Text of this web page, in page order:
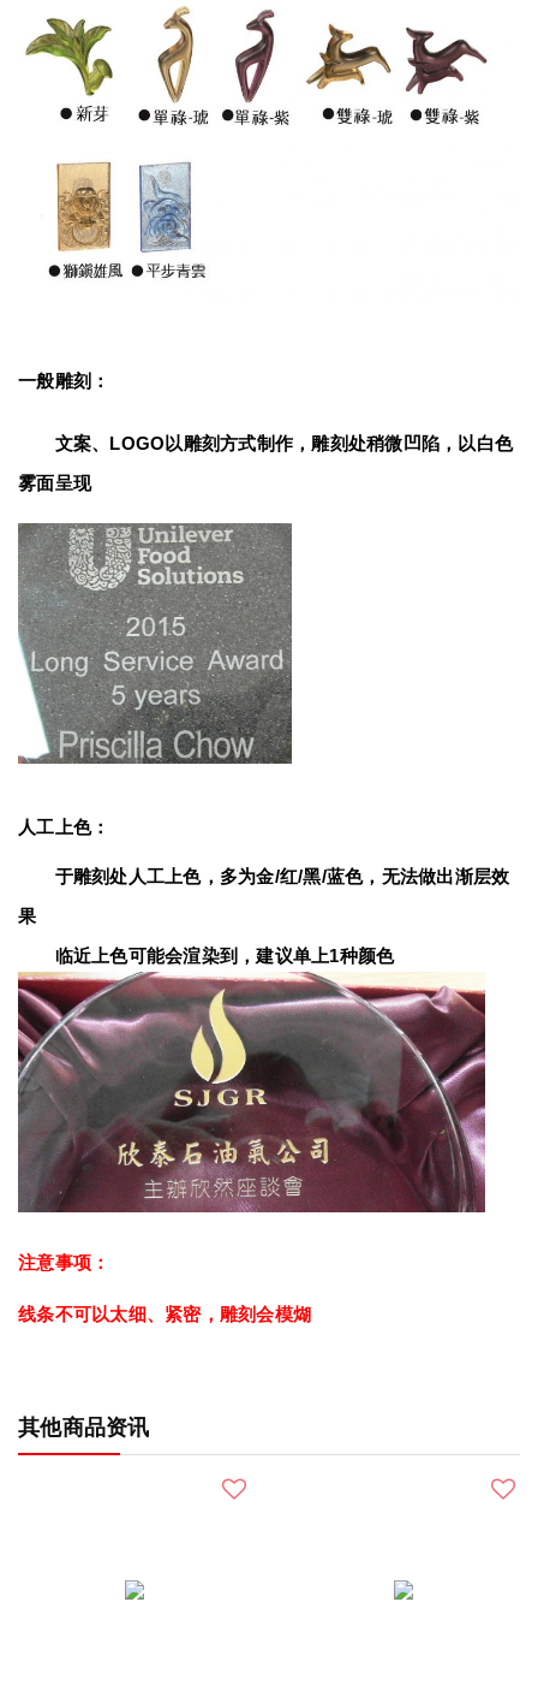
一般雕刻：
文案、LOGO以雕刻方式制作，雕刻处稍微凹陷，以白色
雾面呈现
人工上色：
于雕刻处人工上色，多为金/红/黑/蓝色，无法做出渐层效
果
临近上色可能会渲染到，建议单上1种颜色
注意事项：
线条不可以太细、紧密，雕刻会模煳
其他商品资讯